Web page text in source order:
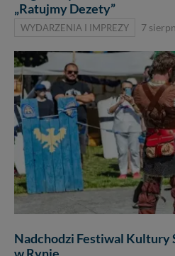
„Ratujmy Dezety”
WYDARZENIA I IMPREZY 7
Nadchodzi Festiwal Kultury